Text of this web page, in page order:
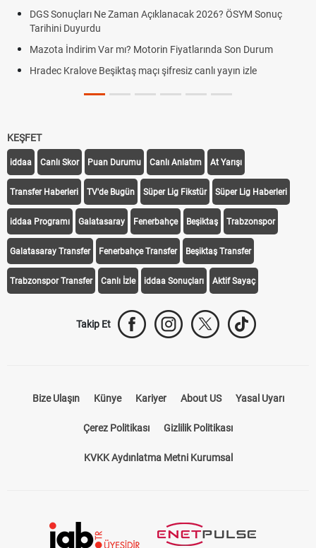
Sonuçları Ne Zaman Açıklanacak 2026? ÖSYM Sonuç
Duyurdu
İndirim Var mı? Motorin Fiyatlarında Son Durum
Kralove Beşiktaş maçı şifresiz canlı yayın izle
KEŞFET
iddaa Canlı Skor Puan Durumu Canlı Anlatım At Yarışı
Transfer Haberleri TV'de Bugün Süper Lig Fikstür Süper Lig Haberleri
iddaa Programı Galatasaray Fenerbahçe Beşiktaş Trabzonspor
Galatasaray Transfer Fenerbahçe Transfer Beşiktaş Transfer
Canlı İzle iddaa Sonuçları Aktif Sayaç
Künye Kariyer About US
Çerez Politikası Gizlilik Politikası